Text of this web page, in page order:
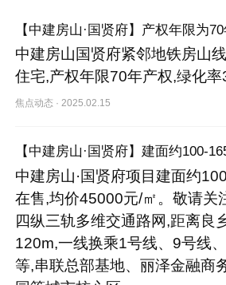
【中建房山·国贤府】产权年限为
中建房山国贤府紧邻地铁房山
住宅,产权年限70年产权,绿化率
焦点动态 ·2025.02.15
【中建房山·国贤府】建面约100-
中建房山·国贤府项目建面约
在售,均价45000元/㎡。敬请关
四纵三轨多维交通路网,距离良
120m,一线换乘1号线、9号线
等,串联总部基地、丽泽金融商